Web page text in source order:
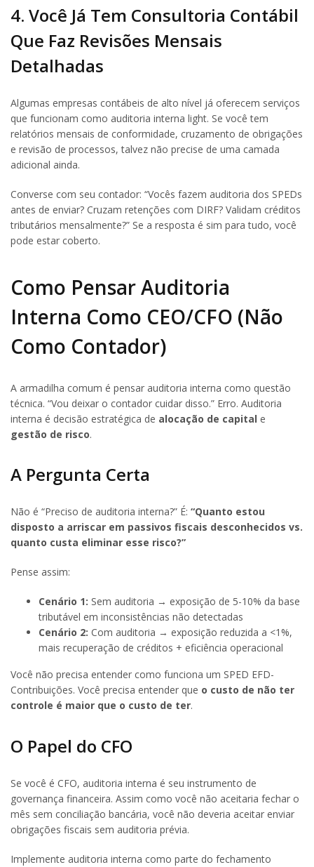
4. Você Já Tem Consultoria Contábil
Que Faz Revisões Mensais
Detalhadas
Algumas empresas contábeis de alto nível já oferecem serviços
que funcionam como auditoria interna light. Se você tem
relatórios mensais de conformidade, cruzamento de obrigações
e revisão de processos, talvez não precise de uma camada
adicional ainda.
Converse com seu contador: “Vocês fazem auditoria dos SPEDs
antes de enviar? Cruzam retenções com DIRF? Validam créditos
tributários mensalmente?” Se a resposta é sim para tudo, você
pode estar coberto.
Como Pensar Auditoria
Interna Como CEO/CFO (Não
Como Contador)
A armadilha comum é pensar auditoria interna como questão
técnica. “Vou deixar o contador cuidar disso.” Erro. Auditoria
interna é decisão estratégica de alocação de capital e
gestão de risco.
A Pergunta Certa
Não é “Preciso de auditoria interna?” É: “Quanto estou
disposto a arriscar em passivos fiscais desconhecidos vs.
quanto custa eliminar esse risco?”
Pense assim:
Cenário 1: Sem auditoria → exposição de 5-10% da base
tributável em inconsistências não detectadas
Cenário 2: Com auditoria → exposição reduzida a <1%,
mais recuperação de créditos + eficiência operacional
Você não precisa entender como funciona um SPED EFD-
Contribuições. Você precisa entender que o custo de não ter
controle é maior que o custo de ter.
O Papel do CFO
Se você é CFO, auditoria interna é seu instrumento de
governança financeira. Assim como você não aceitaria fechar o
mês sem conciliação bancária, você não deveria aceitar enviar
obrigações fiscais sem auditoria prévia.
Implemente auditoria interna como parte do fechamento